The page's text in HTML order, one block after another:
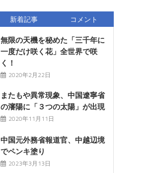
新着記事 コメント
無限の天機を秘めた「三千年に
一度だけ咲く花」全世界で咲
く！
2020年2月22日
またもや異常現象、中国遼寧省
の瀋陽に「３つの太陽」が出現
2020年11月11日
中国元外務省報道官、中越辺境
でペンキ塗り
2023年3月13日